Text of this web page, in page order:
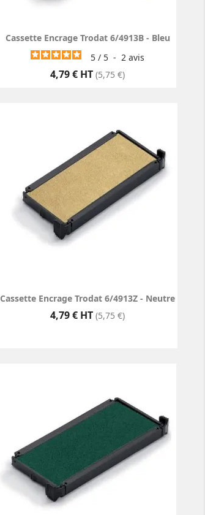
Cassette Encrage Trodat 6/4913B - Bleu
5 / 5 - 2 avis
Prix
4,79 € HT (5,75 €)
Cassette Encrage Trodat 6/4913Z - Neutre
Prix
4,79 € HT (5,75 €)